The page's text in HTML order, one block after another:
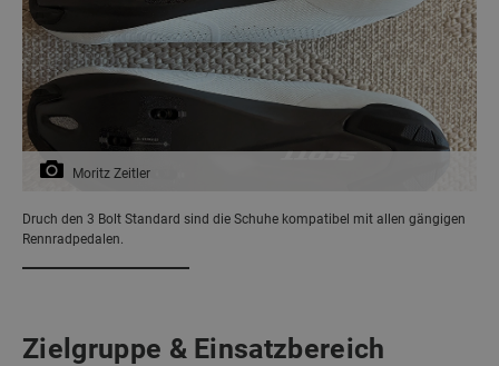
Moritz Zeitler
Druch den 3 Bolt Standard sind die Schuhe kompatibel mit allen gängigen
Rennradpedalen.
Zielgruppe & Einsatzbereich